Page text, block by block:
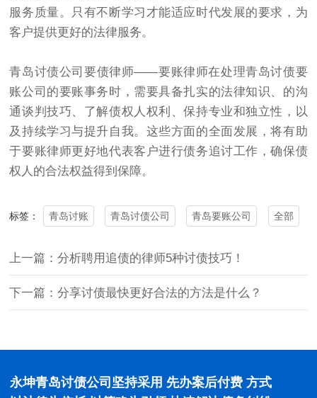
服务质量。只有不断学习才能适应时代发展的要求，为
客户提供更好的法律服务。
青岛讨债公司要债律师——要账律师在处理青岛讨债要
账公司 的要账事务时，需要具备扎实的法律知识、的沟
通谈判技巧、了解债权人权利、保持专业和独立性，以
及持续学习与提升自我。这些方面的全面发展，将有助
于要账律师更好地代表客户进行债务追讨工作，确保债
权人的合法权益得到保障。
标签： 青岛讨账 青岛讨债公司 青岛要账公司 全部
上一篇：分析聘用追债的律师5种讨债技巧！
下一篇：分享讨债最快更好合法的方法是什么？
永坤青岛讨债公司坚持采用 先办案后付费 方式